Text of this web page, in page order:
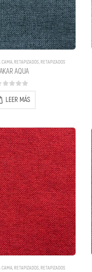
CAMA,RETAPIZADOS,RETAPIZADOS
AQUA
of 5
LEER MÁS
CAMA,RETAPIZADOS,RETAPIZADOS